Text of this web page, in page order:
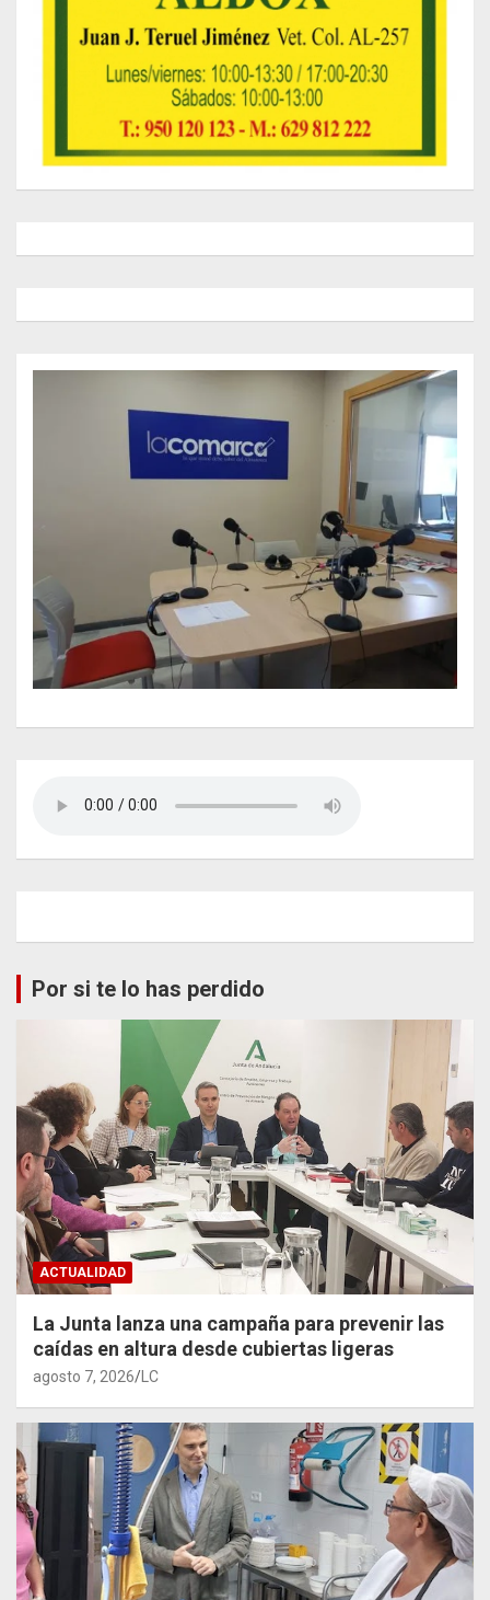
Por si te lo has perdido
ACTUALIDAD
La Junta lanza una campaña para prevenir las
caídas en altura desde cubiertas ligeras
agosto 7, 2026 LC